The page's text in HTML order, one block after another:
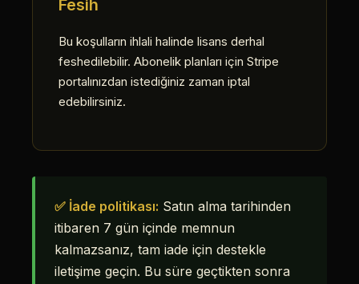
Fesih
Bu koşulların ihlali halinde lisans derhal
feshedilebilir. Abonelik planları için Stripe
portalınızdan istediğiniz zaman iptal
edebilirsiniz.
✅ İade politikası: Satın alma tarihinden
itibaren 7 gün içinde memnun
kalmazsanız, tam iade için destekle
iletişime geçin. Bu süre geçtikten sonra